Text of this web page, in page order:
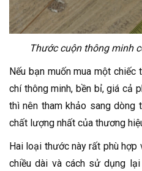
Thước cuộn thông minh
Nếu bạn muốn mua một
chí thông minh, bền bỉ, giá cả
thì nên tham khảo sang dòng
chất lượng nhất của thương
Hai loại thước này rất phù
chiều dài và cách sử dụng